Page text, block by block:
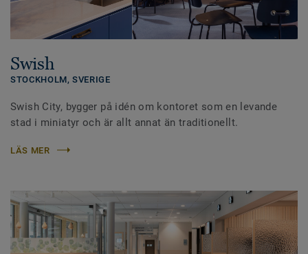
Swish
STOCKHOLM,SVERIGE
Swish City, bygger på idén om kontoret som en levande
stad i miniatyr och är allt annat än traditionellt.
LÄS MER